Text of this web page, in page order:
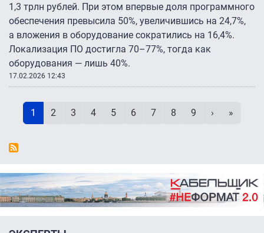
1,3 трлн рублей. При этом впервые доля программного
обеспечения превысила 50%, увеличившись на 24,7%,
а вложения в оборудование сократились на 16,4%.
Локализация ПО достигла 70–77%, тогда как
оборудования — лишь 40%.
17.02.2026 12:43
Текущая страница
1 Page
2 Page
3 Page
4 Page
5 Page
6 Page
7 Page
8 Page
9 Следующая
› »